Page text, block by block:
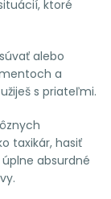
ktoré
alebo
a
s priateľmi.
taxikár, hasiť
absurdné